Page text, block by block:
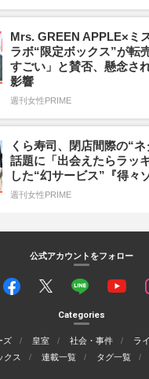
Mrs. GREEN APPLE×ミ
ラボ“限定ボックス”が転
すごい」と賛否、懸念さ
影響
週刊女性PRIME
くら寿司、閉店間際の“
話題に「出会えたらラッ
した“幻サービス”『得々
週刊女性PRIME
公式アカウントをフォロー
Categories
ズ 皇室 社会・事件 ラ
クス
連載一覧 タグ一覧